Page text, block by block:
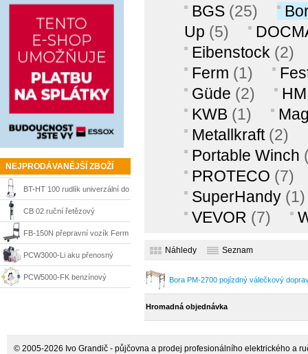
NEJPRODÁVANĚJŠÍ ZBOŽÍ
BT-HT 100 rudlík univerzální do
100 kg Einhell
CB 02 ruční řetězový
kladkostroj do 2t Scheppach
FB-150N přepravní vozík Ferm
TTM1027
PCW3000-Li aku přenosný
naviják max tažná síla 1000 kg
PCW5000-FK benzínový
BGS (25)
Up (5)
Eibenstock (2)
Ferm (1)
Güde (2)
KWB (1)
Metallkraft (2)
Portable Winch
PROTECO (7)
SuperHandy (1)
VEVOR (7)
Náhledy Seznam
Bora PM-2700 pojízdný válečkový
Hromadná objednávka
© 2005-2026 Ivo Grandič - půjčovna a prodej profesionálního elektrického a